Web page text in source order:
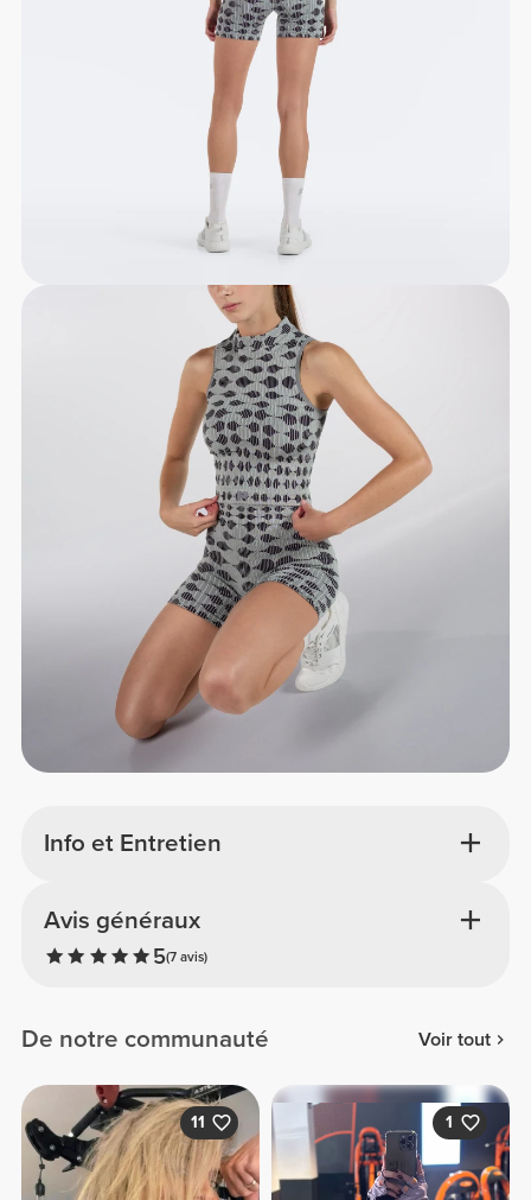
Info et Entretien
Avis généraux
5(7 avis)
De notre communauté Voir tout
11 1